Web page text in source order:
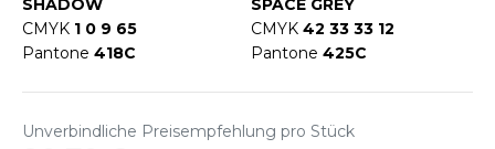
SERIE
SHADOW
CMYK 1 0 9 65
Pantone 418C
SPACE GREY
CMYK 42 33 33 12
Pantone 425C
Unverbindliche Preisempfehlung pro Stück